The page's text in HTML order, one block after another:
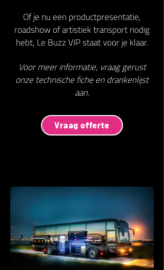
Of je nu een productpresentatie,
roadshow of artistiek transport nodig
hebt, Le Buzz VIP staat voor je klaar.
Voor meer informatie, vraag gerust
onze technische fiche en drankenlijst
aan.
Vraag offerte